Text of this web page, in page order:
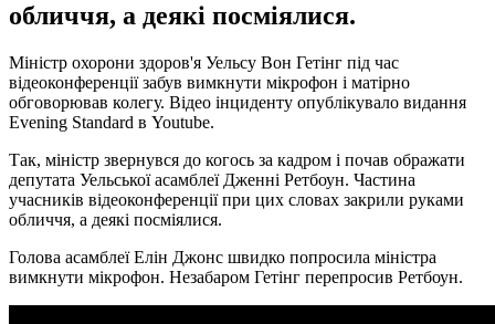
обличчя, а деякі посміялися.
Міністр охорони здоров'я Уельсу Вон Гетінг під час
відеоконференції забув вимкнути мікрофон і матірно
обговорював колегу. Відео інциденту опублікувало видання
Evening Standard в Youtube.
Так, міністр звернувся до когось за кадром і почав ображати
депутата Уельської асамблеї Дженні Ретбоун. Частина
учасників відеоконференції при цих словах закрили руками
обличчя, а деякі посміялися.
Голова асамблеї Елін Джонс швидко попросила міністра
вимкнути мікрофон. Незабаром Гетінг перепросив Ретбоун.